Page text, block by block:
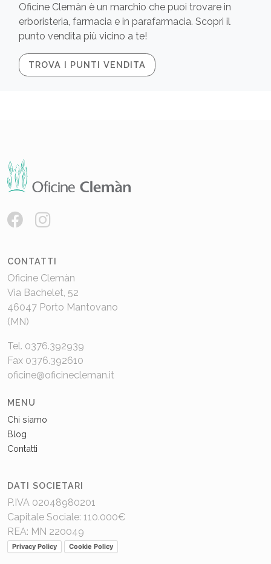
Oficine Clemàn è un marchio che puoi trovare in
erboristeria, farmacia e in parafarmacia. Scopri il
punto vendita più vicino a te!
TROVA I PUNTI VENDITA
CONTATTI
Oficine Clemàn
Via Bachelet, 52
46047 Porto Mantovano
(MN)
Tel. 0376.392939
Fax 0376.392610
oficine@oficinecleman.it
MENU
Chi siamo
Blog
Contatti
DATI SOCIETARI
P.IVA 02048980201
Capitale Sociale: 110.000€
REA: MN 220049
Privacy Policy Cookie Policy